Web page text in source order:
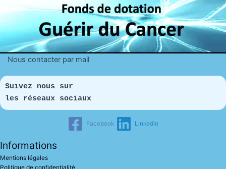
Nous contacter par mail
Suivez nous sur
les réseaux sociaux
Facebook Linkedin
Informations
Mentions légales
Politique de confidentialité